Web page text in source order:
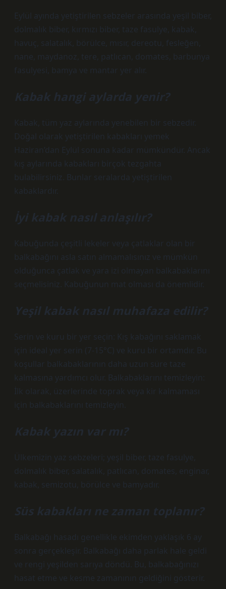
Eylül ayında yetiştirilen sebzeler arasında yeşil biber,
dolmalık biber, kırmızı biber, taze fasulye, kabak,
havuç, salatalık, börülce, mısır, dereotu, fesleğen,
nane, maydanoz, tere, patlıcan, domates, barbunya
fasulyesi, bamya ve mantar yer alır.
Kabak hangi aylarda yenir?
Kabak, tüm yaz aylarında yenebilen bir sebzedir.
Doğal olarak yetiştirilen kabakları yemek
Haziran’dan Eylül sonuna kadar mümkündür. Ancak
kış aylarında kabakları birçok tezgahta
bulabilirsiniz. Bunlar seralarda yetiştirilen
kabaklardır.
İyi kabak nasıl anlaşılır?
Kabuğunda çeşitli lekeler veya çatlaklar olan bir
balkabağını asla satın almamalısınız ve mümkün
olduğunca çatlak ve yara izi olmayan balkabaklarını
seçmelisiniz. Kabuğunun mat olması da önemlidir.
Yeşil kabak nasıl muhafaza edilir?
Serin ve kuru bir yer seçin: Kış kabağını saklamak
için ideal yer serin (7-15°C) ve kuru bir ortamdır. Bu
koşullar balkabaklarının daha uzun süre taze
kalmasına yardımcı olur. Balkabaklarını temizleyin:
İlk olarak, üzerlerinde toprak veya kir kalmaması
için balkabaklarını temizleyin.
Kabak yazın var mı?
Ülkemizin yaz sebzeleri; yeşil biber, taze fasulye,
dolmalık biber, salatalık, patlıcan, domates, enginar,
kabak, semizotu, börülce ve bamyadır.
Süs kabakları ne zaman toplanır?
Balkabağı hasadı genellikle ekimden yaklaşık 6 ay
sonra gerçekleşir. Balkabağı daha parlak hale geldi
ve rengi yeşilden sarıya döndü. Bu, balkabağınızı
hasat etme ve kesme zamanının geldiğini gösterir.